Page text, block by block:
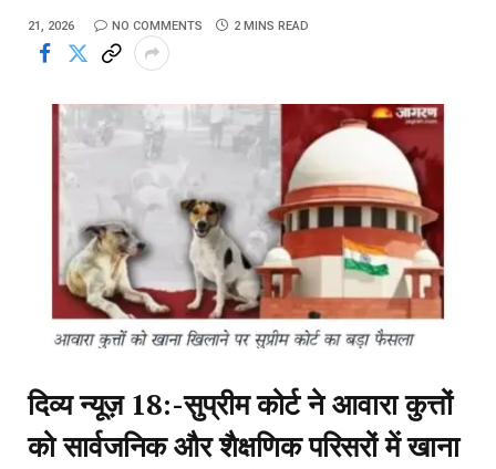
21, 2026 NO COMMENTS 2 MINS READ
दिव्य न्यूज़ 18:-सुप्रीम कोर्ट ने आवारा कुत्तों
को सार्वजनिक और शैक्षणिक परिसरों में खाना